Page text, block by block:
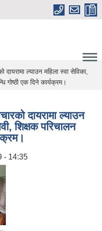
ल्याउन महिला स्वा सेविका,
गोष्ठी एक दिने कार्यक्रम।
दायरामा ल्याउन
शिक्षक परिचालन
- 14:35